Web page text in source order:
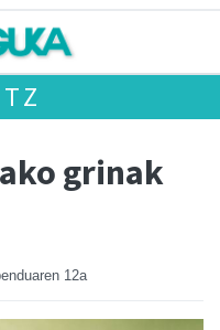
grinak
12a